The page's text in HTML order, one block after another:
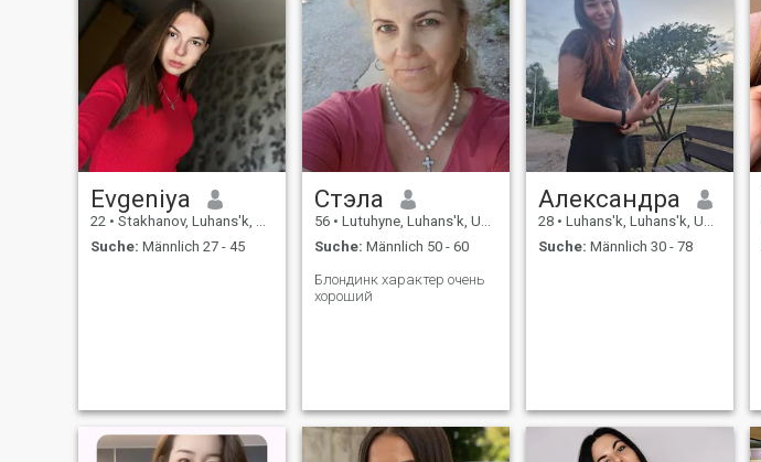
Evgeniya
22 • Stakhanov, Luhans'k, Ukraine
Suche: Männlich 27 - 45
Стэла
56 • Lutuhyne, Luhans'k, Ukraine
Suche: Männlich 50 - 60
Блондинк характер очень
хороший
Александра
28 • Luhans'k, Luhans'k, Ukraine
Suche: Männlich 30 - 78